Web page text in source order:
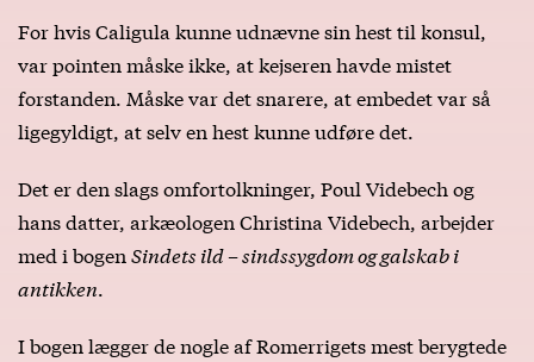
For hvis Caligula kunne udnævne sin hest til konsul,
var pointen måske ikke, at kejseren havde mistet
forstanden. Måske var det snarere, at embedet var så
ligegyldigt, at selv en hest kunne udføre det.
Det er den slags omfortolkninger, Poul Videbech og
hans datter, arkæologen Christina Videbech, arbejder
med i bogen Sindets ild – sindssygdom og galskab i
antikken
I bogen lægger de nogle af Romerrigets mest berygtede